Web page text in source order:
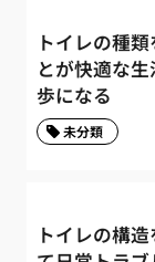
トイレの種
とが快適な
歩になる
未分類
トイレの構